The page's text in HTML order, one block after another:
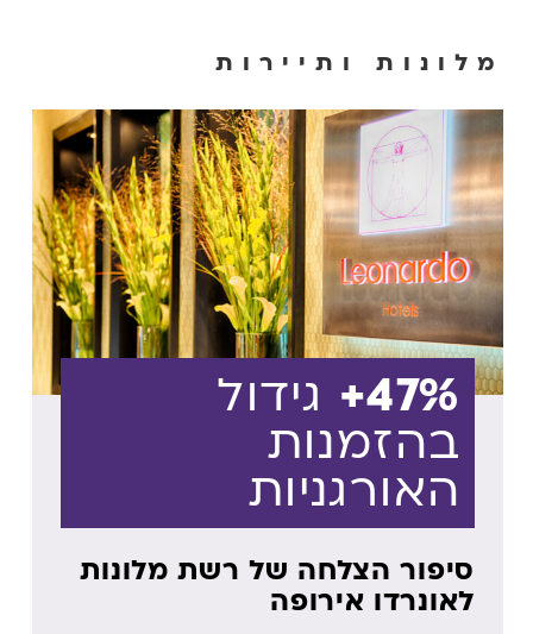
מלונות ותיירות
47%+ גידול
בהזמנות
האורגניות
סיפור הצלחה של רשת מלונות
לאונרדו אירופה